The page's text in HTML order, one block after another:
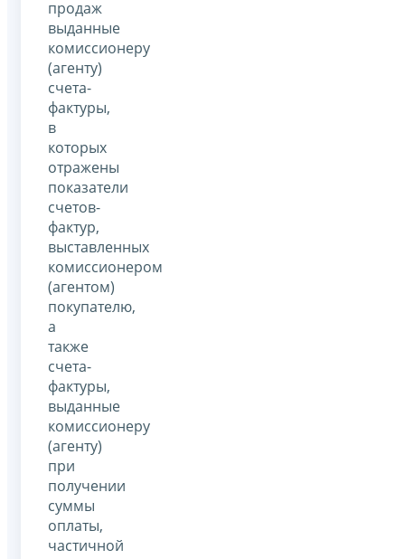
продаж
выданные
комиссионеру
(агенту)
счета-
фактуры,
в
которых
отражены
показатели
счетов-
фактур,
выставленных
комиссионером
(агентом)
покупателю,
а
также
счета-
фактуры,
выданные
комиссионеру
(агенту)
при
получении
суммы
оплаты,
частичной